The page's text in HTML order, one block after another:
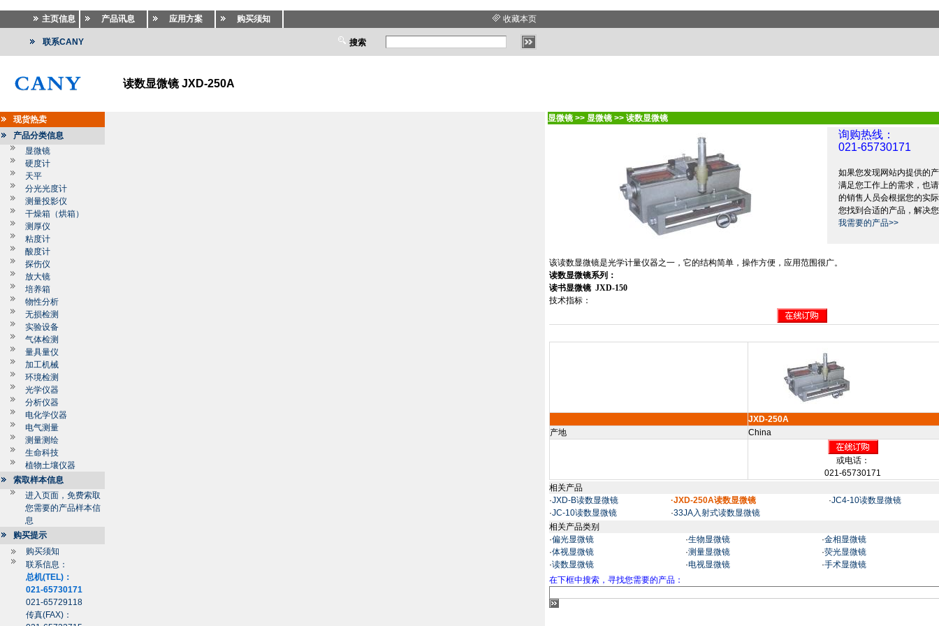
主页信息 产品讯息 应用方案 购买须知 收藏本页
联系CANY 搜索
读数显微镜 JXD-250A
现货热卖
产品分类信息
显微镜
硬度计
天平
分光光度计
测量投影仪
干燥箱（烘箱）
测厚仪
粘度计
酸度计
探伤仪
放大镜
培养箱
物性分析
无损检测
实验设备
气体检测
量具量仪
加工机械
环境检测
光学仪器
分析仪器
电化学仪器
电气测量
测量测绘
生命科技
植物土壤仪器
索取样本信息
进入页面，免费索取
您需要的产品样本信
息
购买提示
购买须知
联系信息：
总机(TEL)：
021-65730171
021-65729118
传真(FAX)：
显微镜 >> 显微镜 >> 读数显微镜
询购热线：
021-65730171
如果您发现网站内提供的
满足您工作上的需求，也
的销售人员会根据您的实
您找到合适的产品，解决
我需要的产品>>
该读数显微镜是光学计量仪器之一，它的结构简单，操作方便，应用范围很广。
读数显微镜系列：
读书显微镜 JXD-150
技术指标：
JXD-250A
产地
China
或电话：
021-65730171
相关产品
·JXD-B读数显微镜 ·JXD-250A读数显微镜 ·JC4-10读数显微镜
·JC-10读数显微镜 ·33JA入射式读数显微镜
相关产品类别
·偏光显微镜 ·生物显微镜 ·金相显微镜
·体视显微镜 ·测量显微镜 ·荧光显微镜
·读数显微镜 ·电视显微镜 ·手术显微镜
在下框中搜索，寻找您需要的产品：